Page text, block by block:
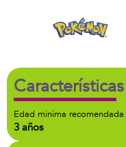
Características
Edad minima recomendada
3 años